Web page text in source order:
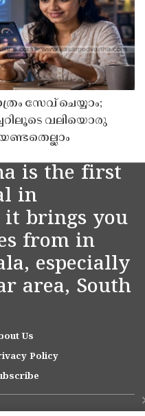
സേവ് ചെയ്യാം;
വലിയൊരു
is the first
in
it brings you
from in
especially
area, South
Us
Policy